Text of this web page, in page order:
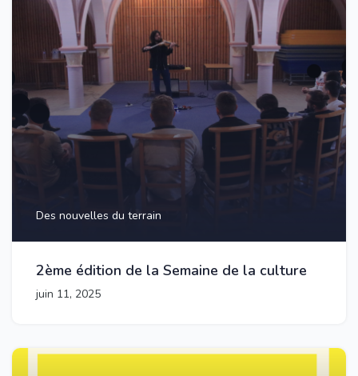
Des nouvelles du terrain
2ème édition de la Semaine de la culture
juin 11, 2025